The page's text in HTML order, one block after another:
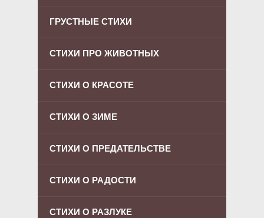
ГРУСТНЫЕ СТИХИ
СТИХИ ПРО ЖИВОТНЫХ
СТИХИ О КРАСОТЕ
СТИХИ О ЗИМЕ
СТИХИ О ПРЕДАТЕЛЬСТВЕ
СТИХИ О РАДОСТИ
СТИХИ О РАЗЛУКЕ